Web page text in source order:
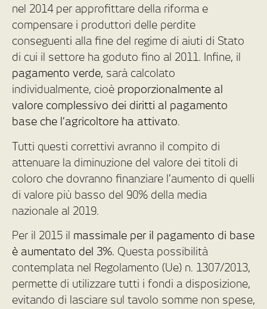
nel 2014 per approfittare della riforma e
compensare i produttori delle perdite
conseguenti alla fine del regime di aiuti di Stato
di cui il settore ha goduto fino al 2011. Infine, il
pagamento verde, sarà calcolato
individualmente, cioè proporzionalmente al
valore complessivo dei diritti al pagamento
base che l’agricoltore ha attivato.
Tutti questi correttivi avranno il compito di
attenuare la diminuzione del valore dei titoli di
coloro che dovranno finanziare l’aumento di quelli
di valore più basso del 90% della media
nazionale al 2019.
Per il 2015 il massimale per il pagamento di base
è aumentato del 3%. Questa possibilità
contemplata nel Regolamento (Ue) n. 1307/2013,
permette di utilizzare tutti i fondi a disposizione,
evitando di lasciare sul tavolo somme non spese,